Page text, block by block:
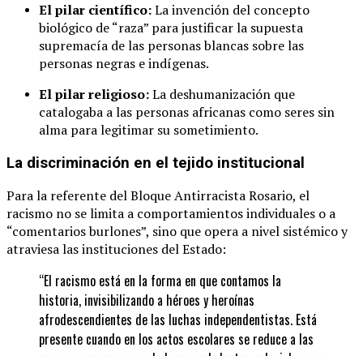
El pilar científico:La invención del concepto
biológico de “raza” para justificar la supuesta
supremacía de las personas blancas sobre las
personas negras e indígenas.
El pilar religioso:La deshumanización que
catalogaba a las personas africanas como seres sin
alma para legitimar su sometimiento.
La discriminación en el tejido institucional
Para la referente del Bloque Antirracista Rosario, el
racismo no se limita a comportamientos individuales o a
“comentarios burlones”, sino que opera a nivel sistémico y
atraviesa las instituciones del Estado:
“El racismo está en la forma en que contamos la
historia, invisibilizando a héroes y heroínas
afrodescendientes de las luchas independentistas. Está
presente cuando en los actos escolares se reduce a las